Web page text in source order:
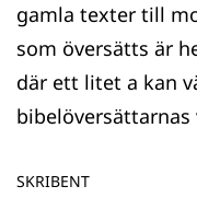
gamla texter till
som översätts är
där ett litet a kan
SKRIBENT